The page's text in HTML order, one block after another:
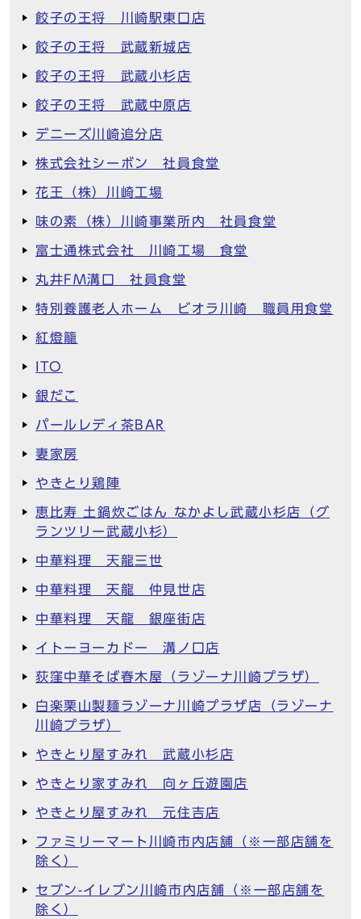
餃子の王将 川崎駅東口店
餃子の王将 武蔵新城店
餃子の王将 武蔵小杉店
餃子の王将 武蔵中原店
デニーズ川崎追分店
株式会社シーボン 社員食堂
花王（株）川崎工場
味の素（株）川崎事業所内 社員食堂
富士通株式会社 川崎工場 食堂
丸井FM溝口 社員食堂
特別養護老人ホーム ビオラ川崎 職員用食堂
紅燈籠
ITO
銀だこ
パールレディ茶BAR
妻家房
やきとり鶏陣
恵比寿 土鍋炊ごはん なかよし武蔵小杉店（グ
ランツリー武蔵小杉）
中華料理 天龍三世
中華料理 天龍 仲見世店
中華料理 天龍 銀座街店
イトーヨーカドー 溝ノ口店
荻窪中華そば春木屋（ラゾーナ川崎プラザ）
白楽栗山製麺ラゾーナ川崎プラザ店（ラゾーナ
川崎プラザ）
やきとり屋すみれ 武蔵小杉店
やきとり家すみれ 向ヶ丘遊園店
やきとり屋すみれ 元住吉店
ファミリーマート川崎市内店舗（※一部店舗を
除く）
セブン-イレブン川崎市内店舗（※一部店舗を
除く）